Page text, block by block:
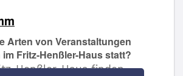
Arten von Veranstaltungen
Fritz-Henßler-Haus statt?
Henßler-Haus finden